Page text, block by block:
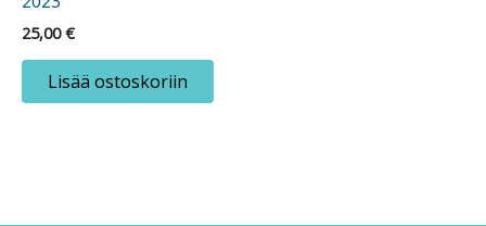
25,00€
Lisää ostoskoriin